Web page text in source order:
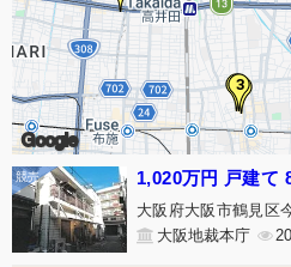
34
5
Google
1,020万円 戸建て
大阪府大阪市鶴見区
大阪地裁本庁